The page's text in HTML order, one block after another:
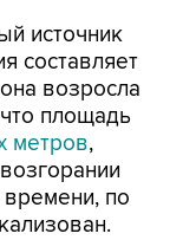
источник
составляет
возросла
площадь
метров,
времени, по